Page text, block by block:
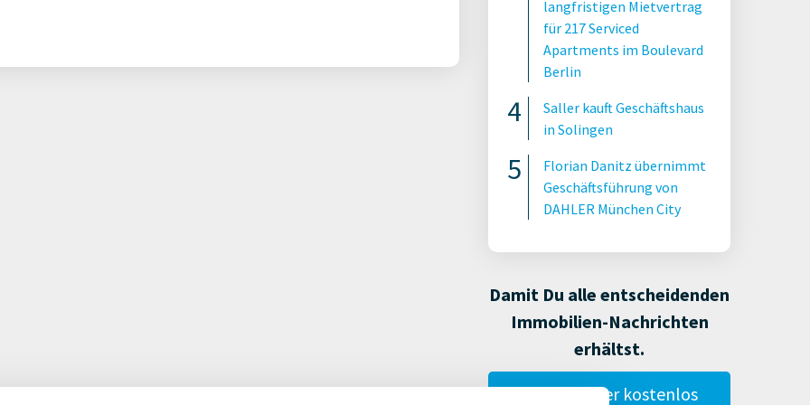
langfristigen Mietvertrag
für 217 Serviced
Apartments im Boulevard
Berlin
Saller kauft Geschäftshaus
in Solingen
Florian Danitz übernimmt
Geschäftsführung von
DAHLER München City
Damit Du alle entscheidenden
Immobilien-Nachrichten
erhältst.
Gestalte hier kostenlos